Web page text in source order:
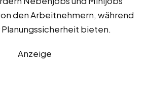
den Arbeitnehmern, während
bieten.
Anzeige